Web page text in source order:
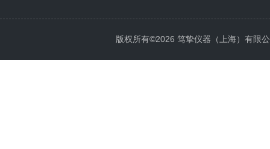
版权所有©2026 笃挚仪器（上海）有限